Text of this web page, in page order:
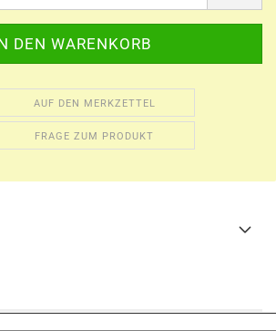
AUF DEN MERKZETTEL
FRAGE ZUM PRODUKT